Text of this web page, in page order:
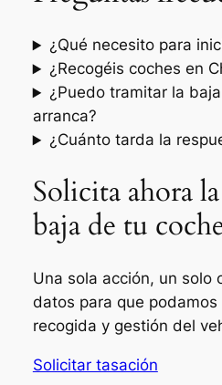
¿Qué necesito para
¿Recogéis coches en
¿Puedo tramitar la
arranca?
¿Cuánto tarda la
Solicita ahora
baja de tu
Una sola acción, un solo
datos para que
recogida y gestión del
Solicitar tasación